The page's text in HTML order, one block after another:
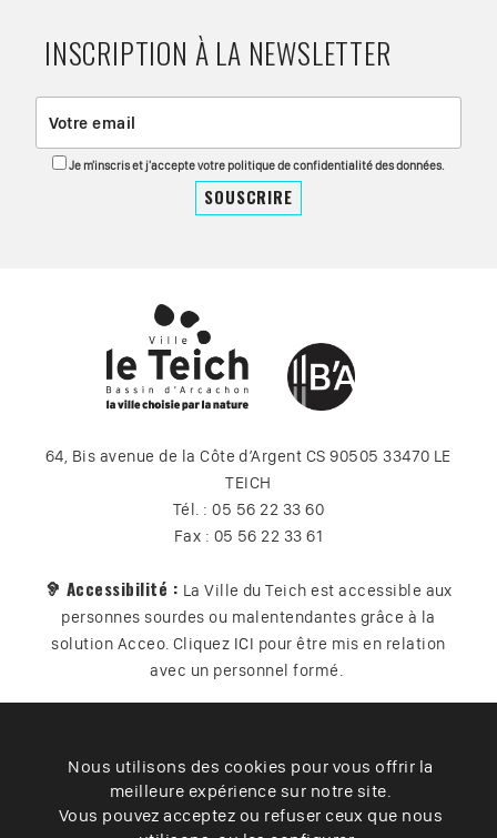
INSCRIPTION À LA NEWSLETTER
Je m'inscris et j'accepte votre politique de confidentialité des données.
64, Bis avenue de la Côte d’Argent CS 90505 33470 LE
TEICH
Tél. : 05 56 22 33 60
Fax : 05 56 22 33 61
🦻 Accessibilité : La Ville du Teich est accessible aux
personnes sourdes ou malentendantes grâce à la
solution Acceo. Cliquez ICI pour être mis en relation
avec un personnel formé.
Plan du site Contact Vos données
Cookies
Accessibilité
Nous utilisons des cookies pour vous offrir la
meilleure expérience sur notre site.
Vous pouvez acceptez ou refuser ceux que nous